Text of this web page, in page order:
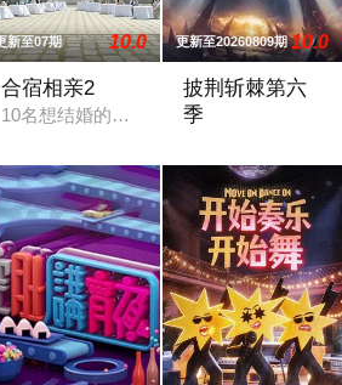
担任固定MC，由“恋爱高手”主持团亲
新至07期 10.0
合宿相亲2
10名想结婚的单身男女和10名他们的母亲
更新至20260809期 10.0
披荆斩棘第六
季